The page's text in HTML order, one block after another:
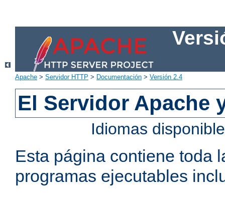
Apache > Servidor HTTP > Documentación > Versión 2.4
El Servidor Apache
Idiomas
Esta página contiene toda
programas ejecutables